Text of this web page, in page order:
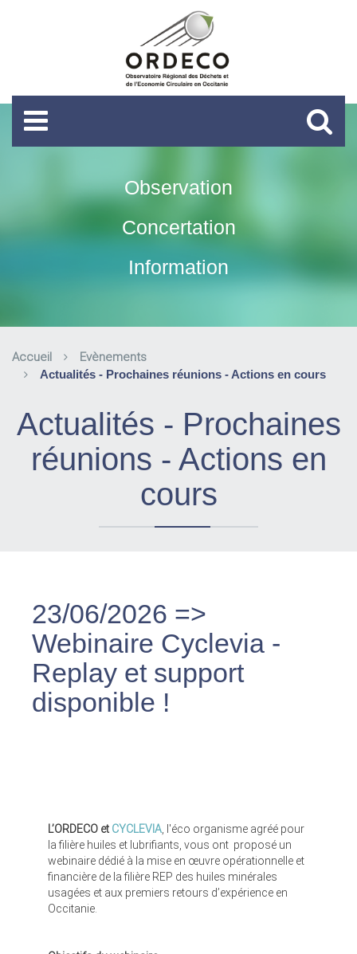
Observation
Concertation
Information
Accueil Evènements
Actualités - Prochaines réunions - Actions en cours
Actualités - Prochaines
réunions - Actions en
cours
23/06/2026 =>
Webinaire Cyclevia -
Replay et support
disponible !
L’ORDECO et CYCLEVIA , l'éco organisme agréé pour
la filière huiles et lubrifiants, vous ont proposé un
webinaire dédié à la mise en œuvre opérationnelle et
financière de la filière REP des huiles minérales
usagées et aux premiers retours d’expérience en
Occitanie.